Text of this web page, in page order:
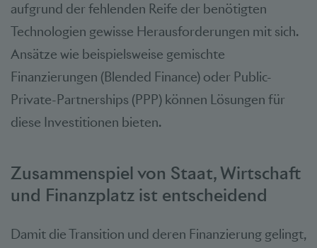
aufgrund der fehlenden Reife der benötigten
Technologien gewisse Herausforderungen mit sich.
Ansätze wie beispielsweise gemischte
Finanzierungen (Blended Finance) oder Public-
Private-Partnerships (PPP) können Lösungen für
diese Investitionen bieten.
Zusammenspiel von Staat, Wirtschaft
und Finanzplatz ist entscheidend
Damit die Transition und deren Finanzierung gelingt,